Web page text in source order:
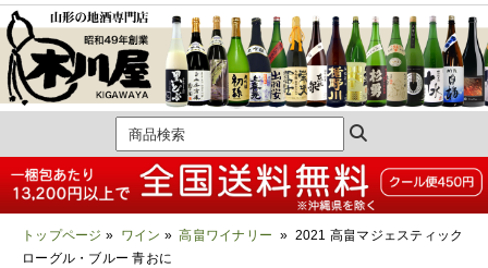
トップページ » ワイン »高畠ワイナリー » 2021 高畠マジェスティック
ローグル・ブルー 青おに